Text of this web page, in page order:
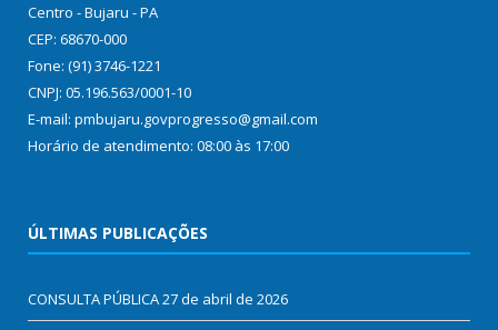
Centro - Bujaru - PA
CEP: 68670-000
Fone: (91) 3746-1221
CNPJ: 05.196.563/0001-10
E-mail: pmbujaru.govprogresso@gmail.com
Horário de atendimento: 08:00 às 17:00
ÚLTIMAS PUBLICAÇÕES
CONSULTA PÚBLICA27 de abril de 2026